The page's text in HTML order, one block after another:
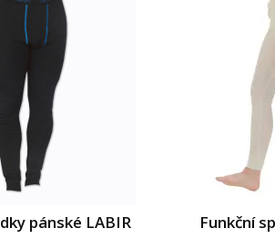
pánské LABIR Funkční